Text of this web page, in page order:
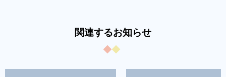
関連するお知らせ